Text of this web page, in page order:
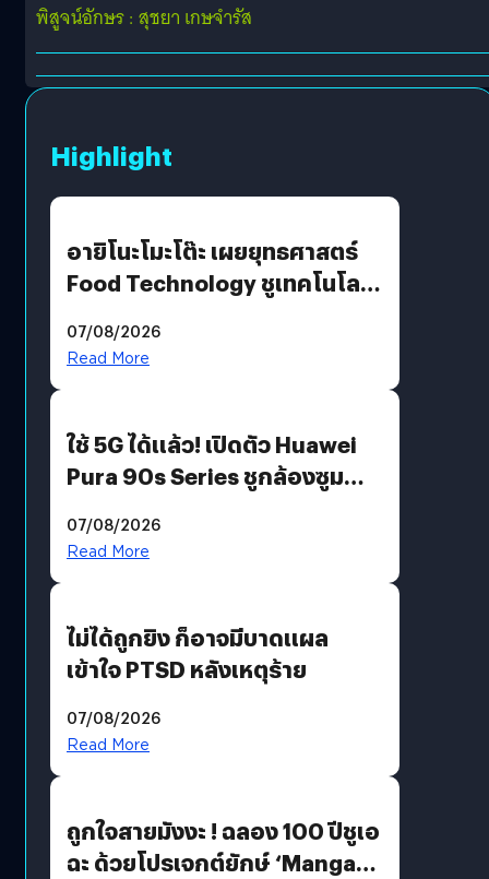
พิสูจน์อักษร : สุชยา เกษจำรัส
Highlight
อายิโนะโมะโต๊ะ เผยยุทธศาสตร์
Food Technology ชูเทคโนโลยี
บริโภคและ B2B
07/08/2026
Read More
ใช้ 5G ได้แล้ว! เปิดตัว Huawei
Pura 90s Series ชูกล้องซูม
07/08/2026
Read More
ไม่ได้ถูกยิง ก็อาจมีบาดแผล
เข้าใจ PTSD หลังเหตุร้าย
07/08/2026
Read More
ถูกใจสายมังงะ ! ฉลอง 100 ปีชูเอ
ฉะ ด้วยโปรเจกต์ยักษ์ ‘Manga